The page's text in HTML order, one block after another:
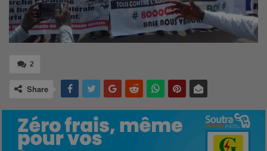
2
Share